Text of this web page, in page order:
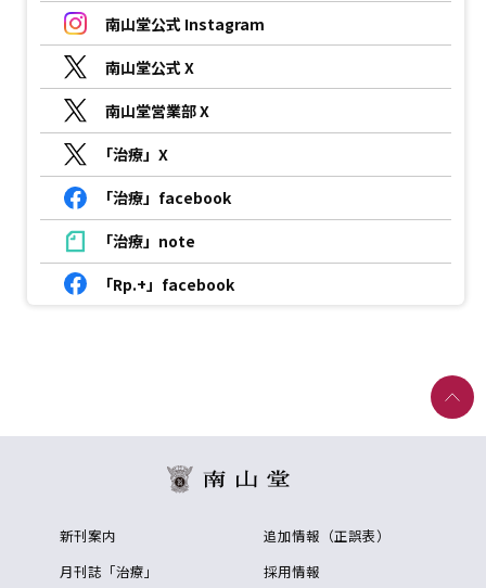
南山堂公式 Instagram
南山堂公式 X
南山堂営業部 X
「治療」X
「治療」facebook
「治療」note
「Rp.+」facebook
新刊案内
月刊誌「治療」
追加情報（正誤表）
採用情報